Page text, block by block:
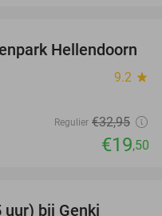
41%
Hellendoorn
9.2 star
Regulier €32,95
€19,50
uur) bij Genki